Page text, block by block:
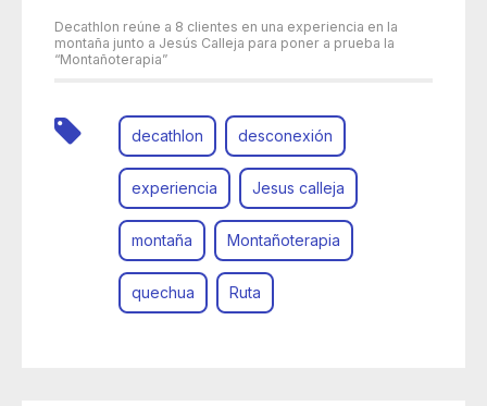
Decathlon reúne a 8 clientes en una experiencia en la
montaña junto a Jesús Calleja para poner a prueba la
“Montañoterapia”
decathlon desconexión
experiencia Jesus calleja
montaña Montañoterapia
quechua Ruta